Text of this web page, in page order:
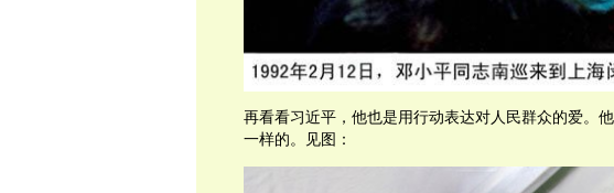
再看看习近平，他也是用行动表达对人民群众的爱。
一样的。见图：